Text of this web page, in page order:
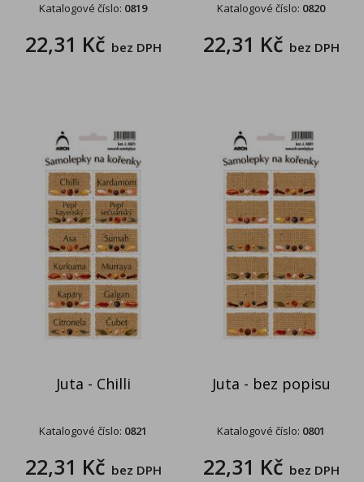
Katalogové číslo: 0819
22,31 Kč bez DPH
Katalogové číslo: 0820
22,31 Kč bez DPH
Juta - Chilli
Katalogové číslo: 0821
22,31 Kč bez DPH
Juta - bez popisu
Katalogové číslo: 0801
22,31 Kč bez DPH